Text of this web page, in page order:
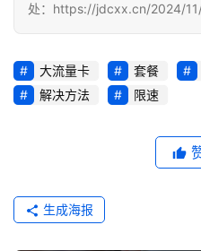
处：https://jdcxx.cn/2024/
大流量卡 套餐
解决方法
限速
生成海报